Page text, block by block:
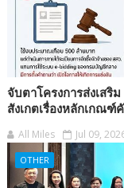
จับตาโครงการส่งเสริ
สังเกตเรื่องหลักเกณฑ์
All Miles Jul 09,
OTHER